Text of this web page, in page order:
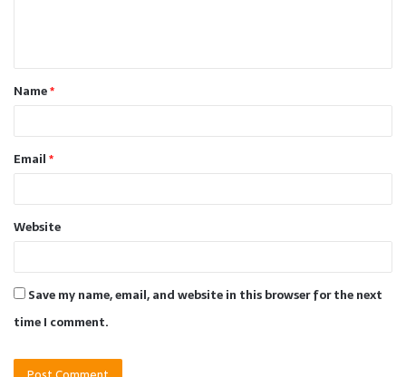
t
*Name*
Email*
Website
Save my name, email, and website in this browser for the next
time I comment.